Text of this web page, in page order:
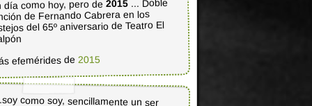
día como hoy, pero de2015 ... Doble
de Fernando Cabrera en los
del 65º aniversario de Teatro El
efemérides de 2015
como soy, sencillamente un ser
común y corriente que lo que lo
de algunos otros es que canta y
canciones, apostó eso a su vida;
en eso su vida. No es una apuesta
segura ¿no?, a nivel de la bolsa de